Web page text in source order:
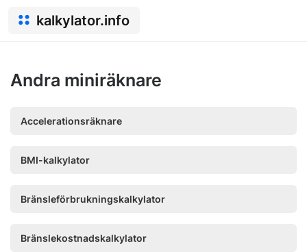
kalkylator.info
Andra miniräknare
Accelerationsräknare
BMI-kalkylator
Bränsleförbrukningskalkylator
Bränslekostnadskalkylator